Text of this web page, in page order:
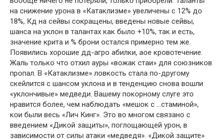
на снижение урона в «Катаклизме» увеличены с 12% до
18%, Кд на сейвы сокращены, введены новые сейвы,
шанса на уклон в талантах как было +10%, так и есть,
значение крита и % брони остался примерно тем же.
Появились хорошие дд-агро абилки, аое кровотечение.
Жаль только что отхил ауры «вожак стаи» для союзников
пропал. В «Катаклизме» ловкость стала по-другому
скейлится с шансом уклона и в тенденцию снова вошли
«уклончивые» медведи. Вашему покорному слуге это
нравится более, чем наблюдать «мешок с …стаминой»,
кои были весь «Лич Кинг». Это во многом связано с
введением «Дикой защиты», поглощающей урон, в
зависимости от силы атаки «медведя». «Дикой защите»